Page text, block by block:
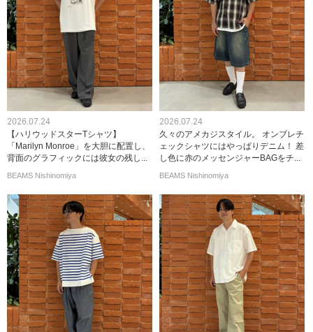
2026.07.24
【ハリウッドスターTシャツ】
「Marilyn Monroe」を大胆に配置し、
背面のグラフィックには彼女の残し...
BEAMS Nishinomiya
2026.07.24
久々のアメカジスタイル。 オンブレチ
ェックシャツにはやっぱりデニム！ 差
し色に赤のメッセンジャーBAGをチ...
BEAMS Nishinomiya